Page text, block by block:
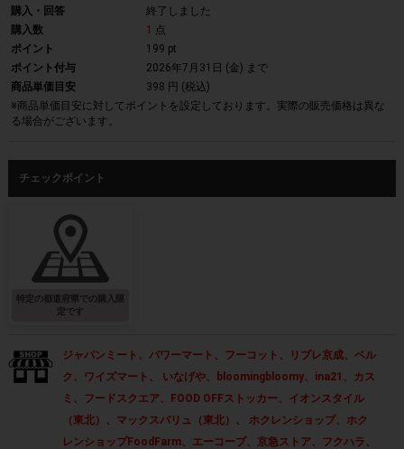
購入・回答
終了しました
購入数
1
点
ポイント
199 pt
ポイント付与
2026年7月31日 (金) まで
商品単価目安
398 円 (税込)
※商品単価目安に対してポイントを設定しております。実際の販売価格は異な
る場合がございます。
チェックポイント
特定の都道府県での購入限
定です
ジャパンミート、パワーマート、フーコット、リブレ京成、ベル
ク、ワイズマート、 いなげや、bloomingbloomy、ina21、カス
ミ、フードスクエア、FOOD OFFストッカー、イオンスタイル
（東北）、マックスバリュ（東北）、 ホクレンショップ、ホク
レンショップFoodFarm、エーコープ、京急ストア、フクハラ、